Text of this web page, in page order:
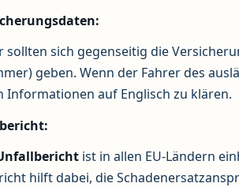
sollten sich gegenseitig die
geben. Wenn der Fahrer des
Informationen auf Englisch zu klären.
ist in allen EU-Ländern
hilft dabei, die